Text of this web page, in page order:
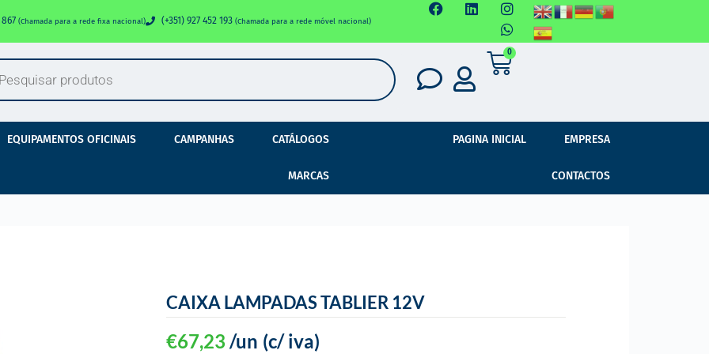
867 (Chamada para a rede fixa nacional) (+351) 927 452 193 (Chamada para a rede móvel nacional)
0
EQUIPAMENTOS OFICINAIS CAMPANHAS CATÁLOGOS
MARCAS
PAGINA INICIAL EMPRESA
CONTACTOS
CAIXA LAMPADAS TABLIER 12V
€67,23 (c/ iva)
/un